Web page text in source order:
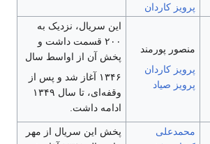
پرویز کاردان
منصور پورمند
پرویز کاردان
پرویز صیاد
این سریال، نزدیک به
۲۰۰ قسمت داشت و
پخش آن از اواسط سال
۱۳۴۶ آغاز شد و پس از
وقفه‌ای، تا سال ۱۳۴۹
ادامه داشت.
محمدعلی
پخش این سریال از مهر